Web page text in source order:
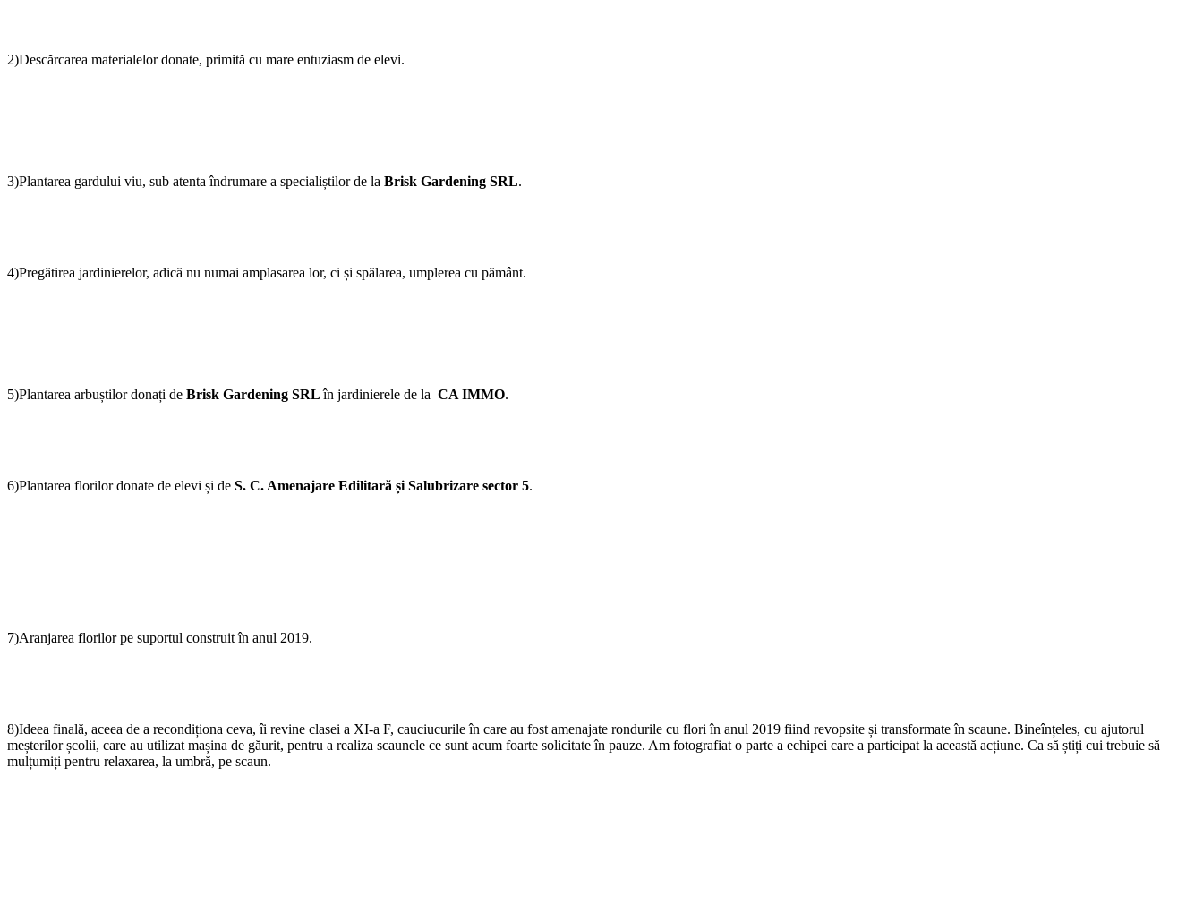
2)Descărcarea materialelor donate, primită cu mare entuziasm de elevi.
3)Plantarea gardului viu, sub atenta îndrumare a specialiștilor de la Brisk Gardening SRL.
4)Pregătirea jardinierelor, adică nu numai amplasarea lor, ci și spălarea, umplerea cu pământ.
5)Plantarea arbuștilor donați de Brisk Gardening SRLîn jardinierele de la CA IMMO.
6)Plantarea florilor donate de elevi și de S. C. Amenajare Edilitară și Salubrizare sector 5.
7)Aranjarea florilor pe suportul construit în anul 2019.
8)Ideea finală, aceea de a recondiționa ceva, îi revine clasei a XI-a F, cauciucurile în care au fost amenajate rondurile cu flori în anul 2019 fiind revopsite și transformate în scaune. Bineînțeles, cu ajutorul
meșterilor școlii, care au utilizat mașina de găurit, pentru a realiza scaunele ce sunt acum foarte solicitate în pauze. Am fotografiat o parte a echipei care a participat la această acțiune. Ca să știți cui trebuie să
mulțumiți pentru relaxarea, la umbră, pe scaun.